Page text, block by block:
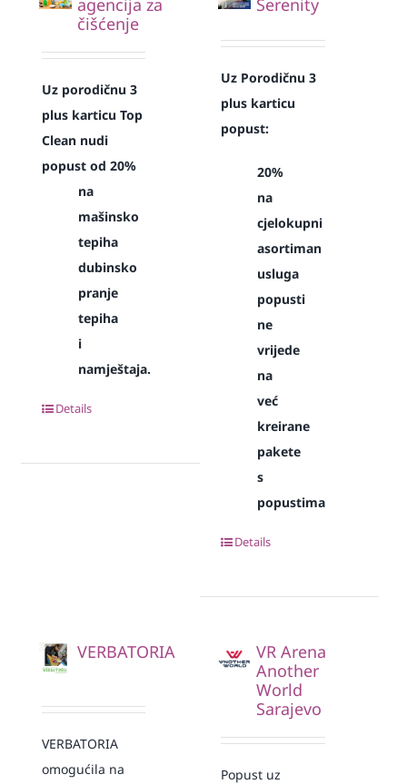
čišćenje
Uz porodičnu 3
plus karticu Top
Clean nudi
popust od 20%
na
mašinsko
tepiha
dubinsko
pranje
tepiha
i
namještaja.
Details
Uz Porodičnu 3
plus karticu
popust:
20%
na
cjelokupni
asortiman
usluga
popusti
ne
vrijede
na
već
kreirane
pakete
s
popustima
Details
VERBATORIA
VERBATORIA
omogućila na
VR Arena
Another
World
Sarajevo
Popust uz